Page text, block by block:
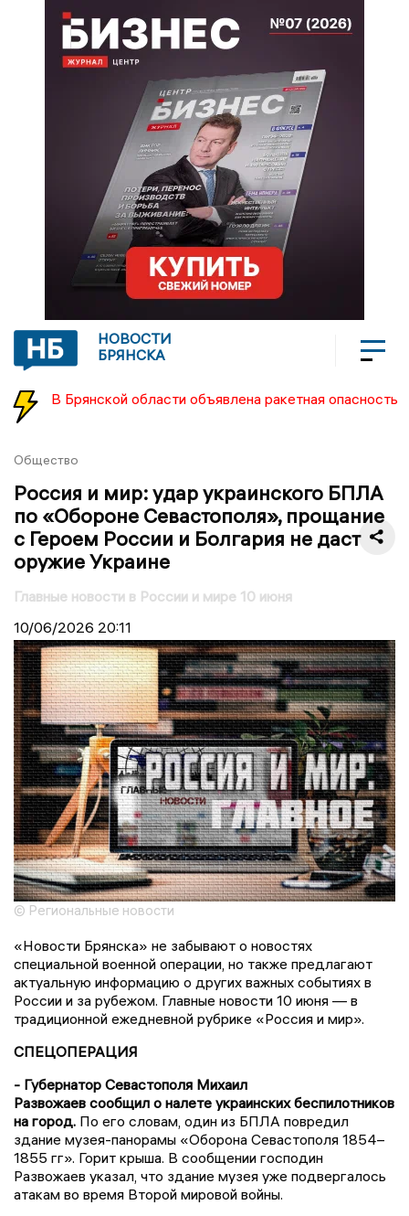
НОВОСТИ
БРЯНСКА
В Брянской области объявлена ракетная опасность
Общество
Россия и мир: удар украинского БПЛА
по «Обороне Севастополя», прощание
с Героем России и Болгария не даст
оружие Украине
Главные новости в России и мире 10 июня
10/06/2026 20:11
© Региональные новости
«Новости Брянска» не забывают о новостях
специальной военной операции, но также предлагают
актуальную информацию о других важных событиях в
России и за рубежом. Главные новости 10 июня — в
традиционной ежедневной рубрике «Россия и мир».
СПЕЦОПЕРАЦИЯ
- Губернатор Севастополя Михаил
Развожаев сообщил о налете украинских беспилотников
на город. По его словам, один из БПЛА повредил
здание музея-панорамы «Оборона Севастополя 1854–
1855 гг». Горит крыша. В сообщении господин
Развожаев указал, что здание музея уже подвергалось
атакам во время Второй мировой войны.